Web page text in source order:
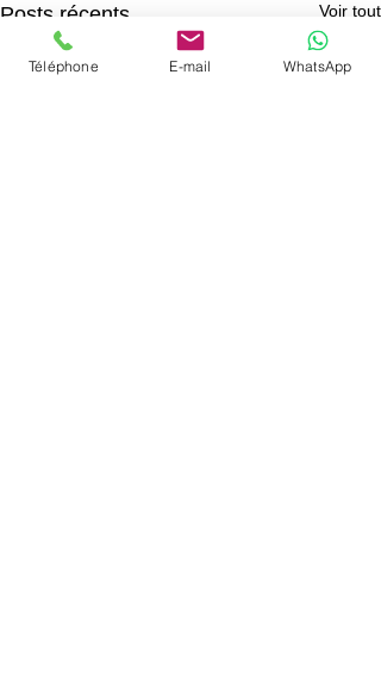
Posts récents Voir tout
Téléphone E-mail WhatsApp